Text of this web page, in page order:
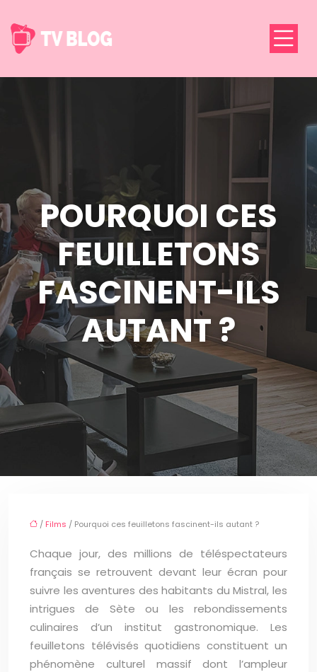
POURQUOI CES
FEUILLETONS
FASCINENT-ILS
AUTANT ?
/ Films / Pourquoi ces feuilletons fascinent-ils autant ?
Chaque jour, des millions de téléspectateurs
français se retrouvent devant leur écran pour
suivre les aventures des habitants du Mistral, les
intrigues de Sète ou les rebondissements
culinaires d’un institut gastronomique. Les
feuilletons télévisés quotidiens constituent un
phénomène culturel massif dont l’ampleur